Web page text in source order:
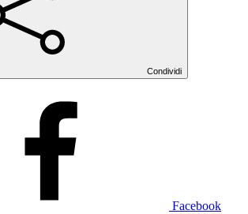
Condividi
Facebook